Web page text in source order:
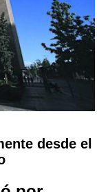
desde el